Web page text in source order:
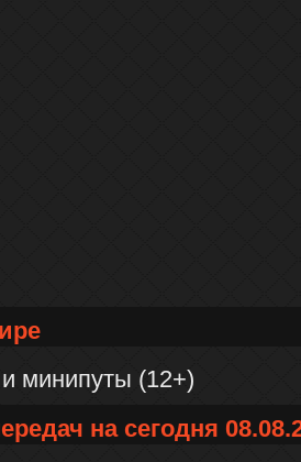
минипуты (12+)
на сегодня